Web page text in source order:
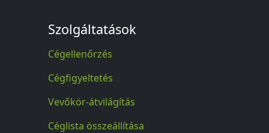
Szolgáltatások
Cégellenőrzés
Cégfigyeltetés
Vevőkör-átvilágítás
Céglista összeállítása